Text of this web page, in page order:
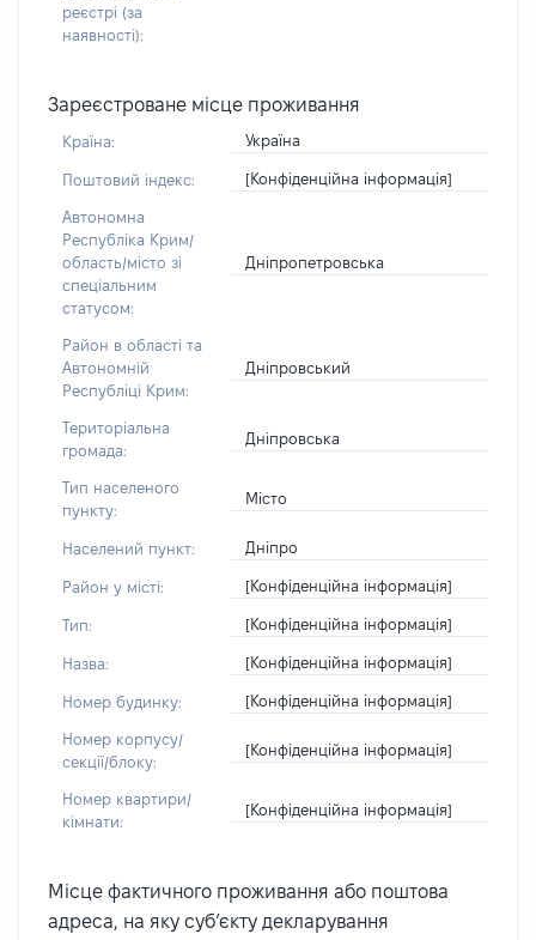
реєстрі (за
наявності):
Зареєстроване місце проживання
Країна: Україна
Поштовий індекс: [Конфіденційна інформація]
Автономна
Республіка Крим/
область/місто зі
спеціальним
статусом:
Дніпропетровська
Район в області та
Автономній
Республіці Крим:
Дніпровський
Територіальна
громада:
Дніпровська
Тип населеного
пункту:
Місто
Населений пункт: Дніпро
Район у місті: [Конфіденційна інформація]
Тип: [Конфіденційна інформація]
Назва: [Конфіденційна інформація]
Номер будинку: [Конфіденційна інформація]
Номер корпусу/
секції/блоку:
[Конфіденційна інформація]
Номер квартири/
кімнати:
[Конфіденційна інформація]
Місце фактичного проживання або поштова
адреса, на яку суб’єкту декларування